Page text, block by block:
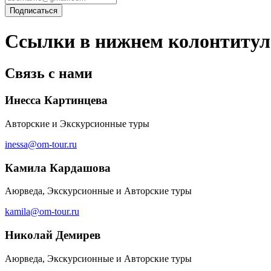
Ссылки в нижнем
Связь с нами
Инесса Картинцева
Авторские и Экскурсионные туры
inessa@om-tour.ru
Камила Кардашова
Аюрведа, Экскурсионные и Авторские туры
kamila@om-tour.ru
Николай Демирев
Аюрведа, Экскурсионные и Авторские туры